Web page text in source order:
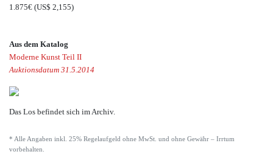
1.875€ (US$ 2,155)
Aus dem Katalog
Moderne Kunst Teil II
Auktionsdatum 31.5.2014
Das Los befindet sich im Archiv.
* Alle Angaben inkl. 25% Regelaufgeld ohne MwSt. und ohne Gewähr – Irrtum
vorbehalten.